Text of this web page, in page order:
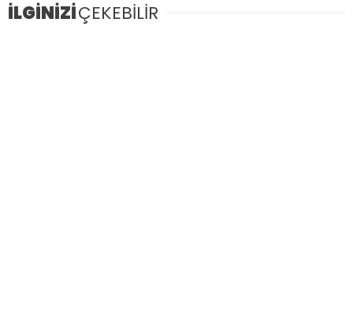
İLGİNİZİÇEKEBİLİR